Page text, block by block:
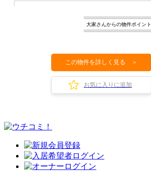
大家さんからの物件ポイント
この物件を詳しく見る ＞
お気に入りに追加